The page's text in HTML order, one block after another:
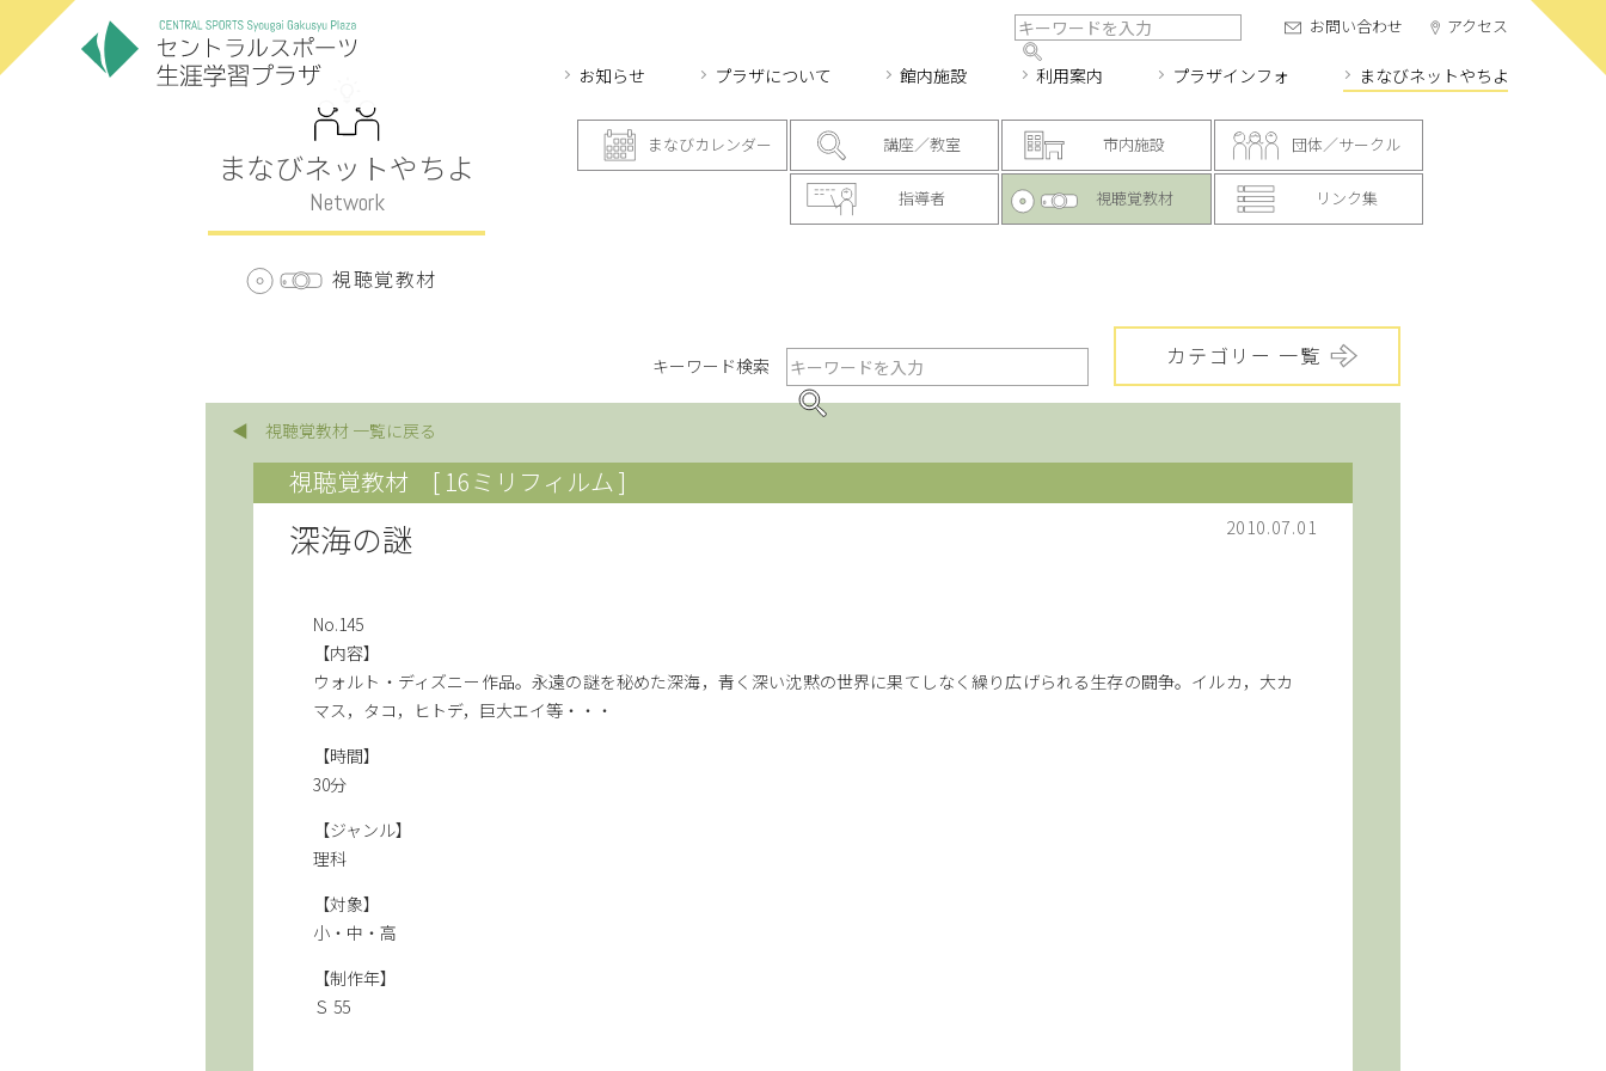
お知らせ プラザについて 館内施設 利用案内 プラザインフォ まなびネットやちよ
お問い合わせ アクセス
まなびネットやちよ
Network
視聴覚教材
まなびカレンダー 講座／教室 市内施設 団体／サークル
指導者 視聴覚教材 リンク集
キーワード検索 カテゴリー 一覧
◀ 視聴覚教材 一覧に戻る
視聴覚教材 [ 16ミリフィルム ]
2010.07.01
深海の謎
No.145
【内容】
ウォルト・ディズニー作品。永遠の謎を秘めた深海，青く深い沈黙の世界に果てしなく繰り広げられる生存の闘争。イルカ，大カ
マス，タコ，ヒトデ，巨大エイ等・・・
【時間】
30分
【ジャンル】
理科
【対象】
小・中・高
【制作年】
Ｓ 55